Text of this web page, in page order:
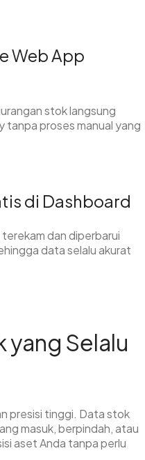
Web App
stok langsung
tanpa proses manual yang
di Dashboard
dan diperbarui
data selalu akurat
yang Selalu
presisi tinggi. Data stok
masuk, berpindah, atau
aset Anda tanpa perlu